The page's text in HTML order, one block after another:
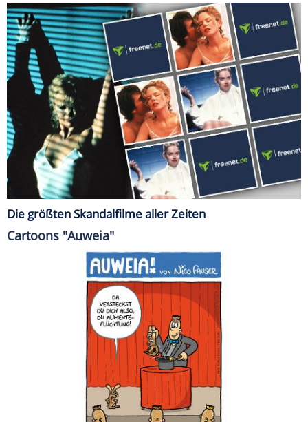
Die größten Skandalfilme aller Zeiten
Cartoons "Auweia"